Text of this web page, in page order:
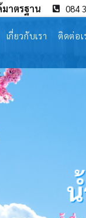
าตรฐาน 084
เกี่ยวกับเรา
ติดต่อเ